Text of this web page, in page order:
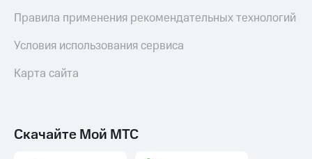
Правила применения рекомендательных технологий
Условия использования сервиса
Карта сайта
Скачайте Мой МТС